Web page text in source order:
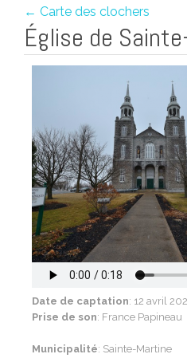
← Carte des clochers
Église de
Date de captation: 12 avril
Prise de son: France Papineau
Municipalité: Sainte-Martine